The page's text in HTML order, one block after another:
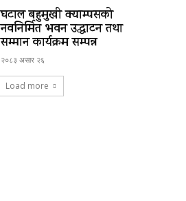
घटाल बहुमुखी क्याम्पसको
नवनिर्मित भवन उद्घाटन तथा
सम्मान कार्यक्रम सम्पन्न
२०८३ असार २६
Load more